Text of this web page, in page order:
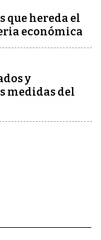
que hereda el
económica
y
medidas del